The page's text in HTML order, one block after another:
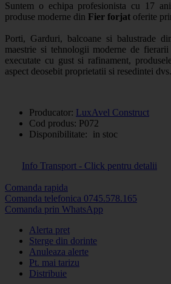
Suntem o echipa profesionista cu 17
produse moderne din Fier forjat oferite
Porti, Garduri, balcoane si balustrade
maestrie si tehnologii moderne de
executate cu gust si rafinament,
aspect deosebit proprietatii si resedintei dvs.
Producator: LuxAvel Construct
Cod produs: P072
Disponibilitate:
in stoc
Info Transport - Click pentru detalii
Comanda rapida
Comanda telefonica 0745.578.165
Comanda prin WhatsApp
Alerta pret
Sterge din dorinte
Anuleaza alerte
Pt. mai tarizu
Distribuie